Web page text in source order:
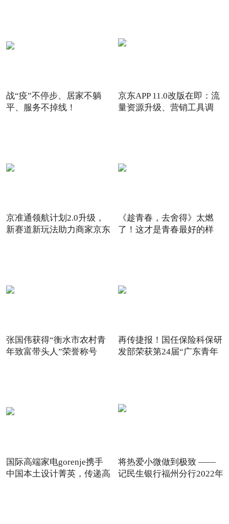
战“疫”不停步、居家不躺
平、服务不掉线！
京东APP 11.0改版在即：流
量资源升级、营销工具调
京准通领航计划2.0升级，
新赛道新玩法助力商家京东
《趁青春，去舍得》太燃
了！这才是青春最好的样
张国伟获得“衡水市农村青
年致富带头人”荣誉称号
再传捷报！国任保险科保研
发部荣获第24届“广东青年
国际高端家电gorenje携手
中国本土设计菁英，传递高
将热爱小微做到极致 ——
记民生银行福州分行2022年